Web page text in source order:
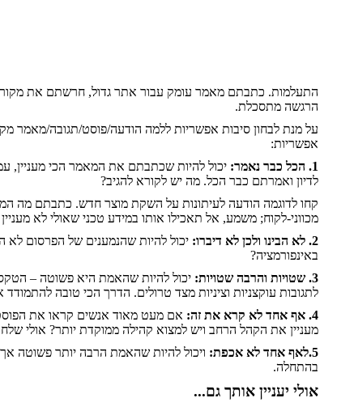
התעלמות. כתבתם מאמר עומק עבור אתר גדול, חרשתם את
הרגשה מתסכלת.
על מנת לבחון סיבות אפשריות ללמה הודעה/פוסט/תגובה/מאמר
אפשריות:
1. הכל כבר נאמר:
יכול להיות שכתבתם את המאמר הכי מעניין,
לדיון ואמרתם כבר הכל. מה יש לקורא להגיב?
קחו לדוגמה הודעה לעיתונות על השקת מוצר חדש. כתבתם מה
מכווני-לקוח; משמע, אל תאכילו אותו במידע טכני שאולי לא
2. לא הבינו ולכן לא דיברו:
יכול להיות שהנמענים של הפרסום
באינפורמציה?
3. שטויות והרבה שטויות:
יכול להיות שהאמת היא פשוטה –
לתגובות עוקצניות וציניות מצד טרולים. הדרך הכי טובה להתמודד
4. אף אחד לא קרא את זה:
אם מעט מאוד אנשים קראו את הפוסט,
מעניין את הקהל הרחב ויש למצוא קהילה ממוקדת יותר? אולי
5.לאף אחד לא אכפת:
ויכול להיות שהאמת הרבה יותר פשוטה
בהתחלה.
אולי יעניין אותך גם...